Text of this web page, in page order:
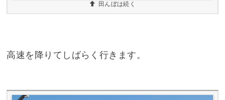
田んぼは続く
高速を降りてしばらく行きます。